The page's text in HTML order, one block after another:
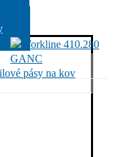
pásy na kov